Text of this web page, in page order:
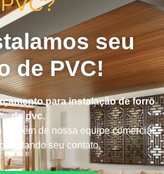
seu
de PVC!
para instalação de forro
de pvc.
alguém de nossa equipe comercial,
seu contato.